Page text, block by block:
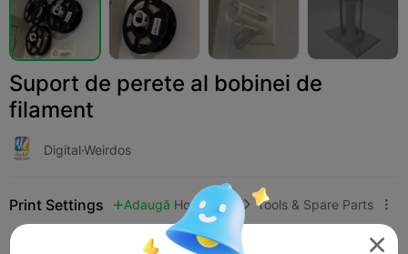
Suport de perete al bobinei de
filament
Digital·Weirdos
Print Settings  Adaugă Household  Tools & Spare Parts 
